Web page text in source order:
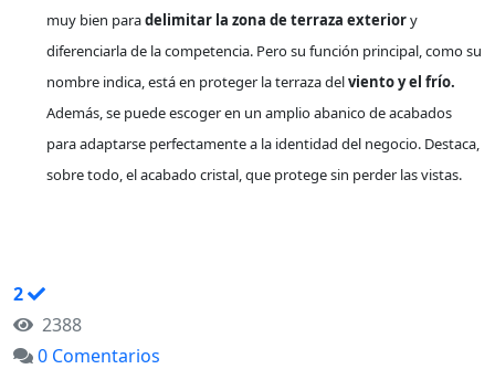
muy bien paradelimitar la zona de terraza exteriory
diferenciarla de la competencia. Pero su función principal, como su
nombre indica, está en proteger la terraza delviento y el frío.
Además, se puede escoger en un amplio abanico de acabados
para adaptarse perfectamente a la identidad del negocio. Destaca,
sobre todo, el acabado cristal, que protege sin perder las vistas.
2
2388
0 Comentarios